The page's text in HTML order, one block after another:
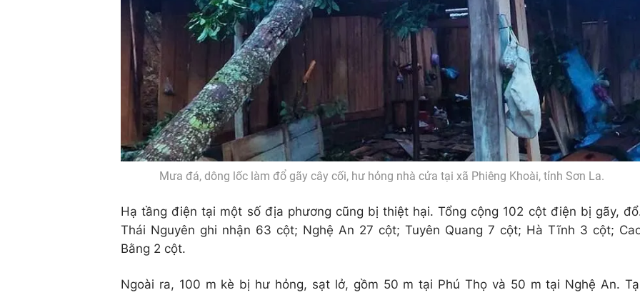
Mưa đá, dông lốc làm đổ gãy cây cối, hư hỏng nhà cửa tại xã Phiêng Khoài, tỉnh Sơn La.
Hạ tầng điện tại một số địa phương cũng bị thiệt hại. Tổng cộng 102 cột điện bị gãy,
Thái Nguyên ghi nhận 63 cột; Nghệ An 27 cột; Tuyên Quang 7 cột; Hà Tĩnh 3 cột;
Bằng 2 cột.
Ngoài ra, 100 m kè bị hư hỏng, sạt lở, gồm 50 m tại Phú Thọ và 50 m tại Nghệ An.